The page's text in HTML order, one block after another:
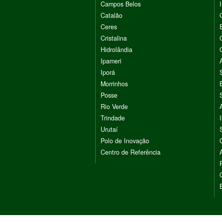
Campos Belos
Catalão
Ceres
Cristalina
Hidrolândia
Ipameri
Iporá
Morrinhos
Posse
Rio Verde
Trindade
Urutaí
Polo de Inovação
Centro de Referência